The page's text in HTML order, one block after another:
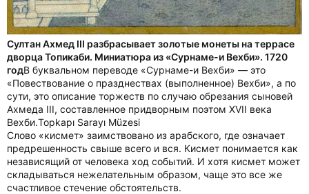
Султан Ахмед III разбрасывает золотые монеты на террасе
дворца Топикаби. Миниатюра из «Сурнаме-и Вехби». 1720
годВ буквальном переводе «Сурнаме-и Вехби» — это
«Повествование о празднествах (выполненное) Вехби», а по
сути, это описание торжеств по случаю обрезания сыновей
Ахмеда III, составленное придворным поэтом XVII века
Вехби.Topkapı Sarayı Müzesi
Слово «кисмет» заимствовано из арабского, где означает
предрешенность свыше всего и вся. Кисмет понимается как
независящий от человека ход событий. И хотя кисмет может
складываться нежелательным образом, чаще это все же
счастливое стечение обстоятельств.